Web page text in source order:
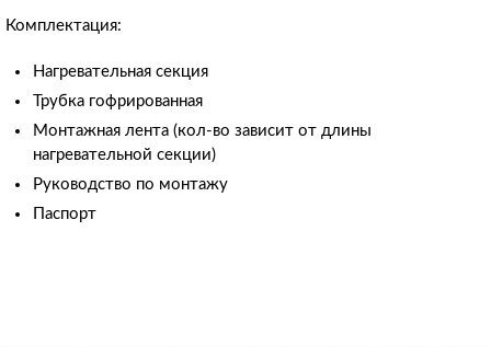
Комплектация:
Нагревательная секция
Трубка гофрированная
Монтажная лента (кол-во зависит от длины
нагревательной секции)
Руководство по монтажу
Паспорт